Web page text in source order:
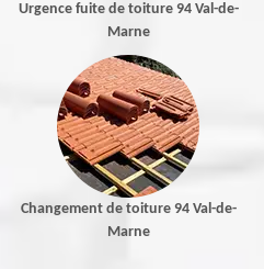
Urgence fuite de toiture 94 Val-de-
Marne
Changement de toiture 94 Val-de-
Marne